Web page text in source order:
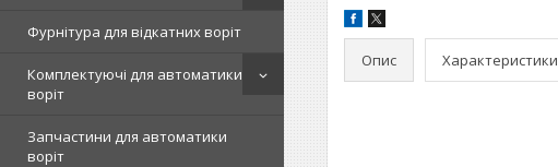
Фурнітура для відкатних воріт
Комплектуючі для автоматики
воріт
Запчастини для автоматики
воріт
Опис Характеристики